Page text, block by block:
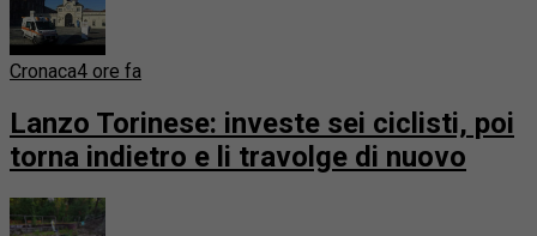
Cronaca4 ore fa
Lanzo Torinese: investe sei ciclisti, poi
torna indietro e li travolge di nuovo